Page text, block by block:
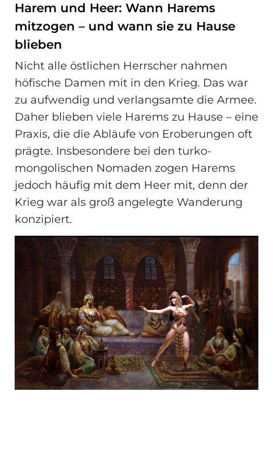
Harem und Heer: Wann Harems
mitzogen – und wann sie zu Hause
blieben
Nicht alle östlichen Herrscher nahmen
höfische Damen mit in den Krieg. Das war
zu aufwendig und verlangsamte die Armee.
Daher blieben viele Harems zu Hause – eine
Praxis, die die Abläufe von Eroberungen oft
prägte. Insbesondere bei den turko-
mongolischen Nomaden zogen Harems
jedoch häufig mit dem Heer mit, denn der
Krieg war als groß angelegte Wanderung
konzipiert.